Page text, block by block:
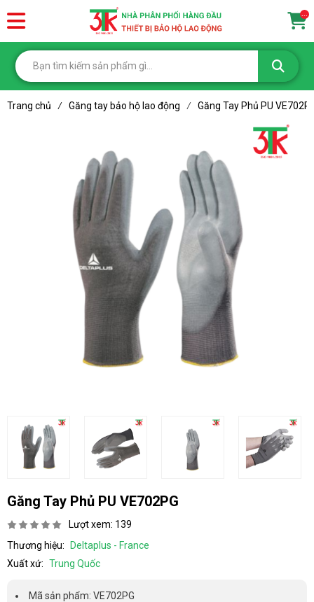
...
Trang chủ / Găng tay bảo hộ lao động / Găng Tay Phủ PU
Găng Tay Phủ PU VE702PG
Lượt xem: 139
Thương hiệu:
Deltaplus - France
Xuất xứ: Trung Quốc
Mã sản phẩm: VE702PG